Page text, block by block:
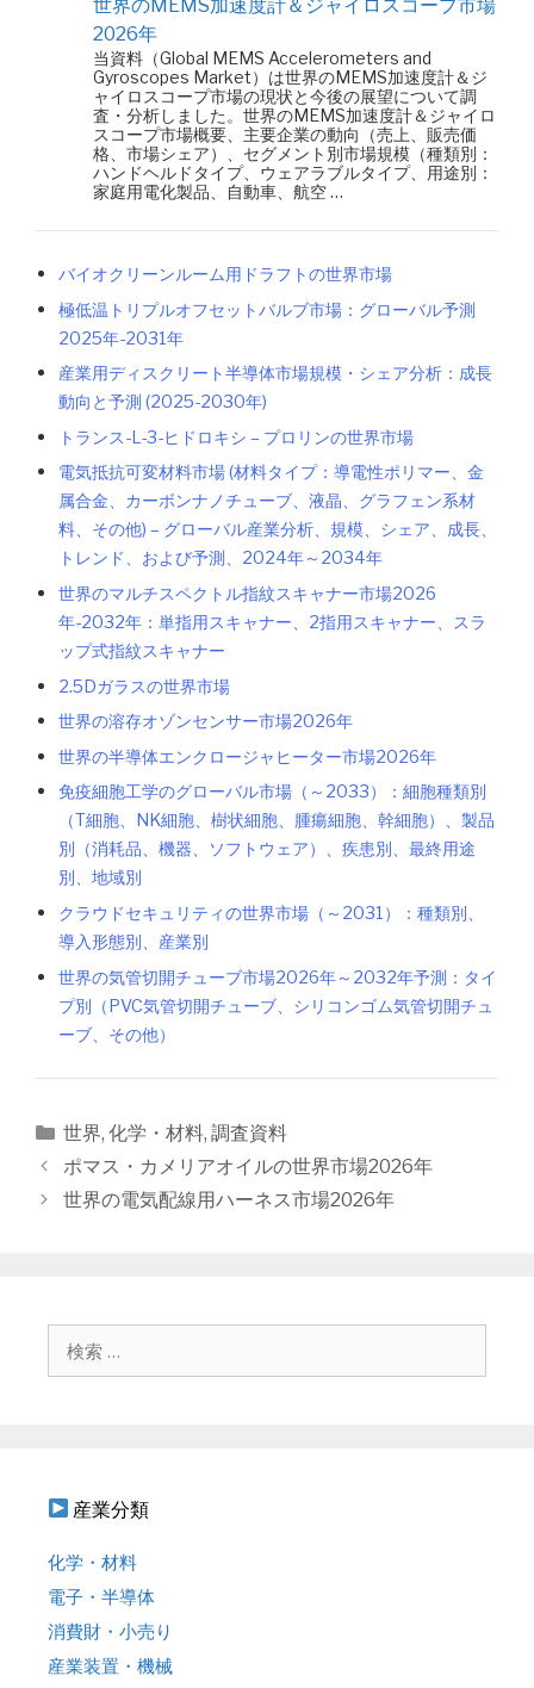
世界のMEMS加速度計＆ジャイロスコープ市場
2026年
当資料（Global MEMS Accelerometers and
Gyroscopes Market）は世界のMEMS加速度計＆ジ
ャイロスコープ市場の現状と今後の展望について調
査・分析しました。世界のMEMS加速度計＆ジャイロ
スコープ市場概要、主要企業の動向（売上、販売価
格、市場シェア）、セグメント別市場規模（種類別：
ハンドヘルドタイプ、ウェアラブルタイプ、用途別：
家庭用電化製品、自動車、航空 …
バイオクリーンルーム用ドラフトの世界市場
極低温トリプルオフセットバルブ市場：グローバル予測
2025年-2031年
産業用ディスクリート半導体市場規模・シェア分析：成長
動向と予測 (2025-2030年)
トランス-L-3-ヒドロキシ – プロリンの世界市場
電気抵抗可変材料市場 (材料タイプ：導電性ポリマー、金
属合金、カーボンナノチューブ、液晶、グラフェン系材
料、その他) – グローバル産業分析、規模、シェア、成長、
トレンド、および予測、2024年～2034年
世界のマルチスペクトル指紋スキャナー市場2026
年-2032年：単指用スキャナー、2指用スキャナー、スラ
ップ式指紋スキャナー
2.5Dガラスの世界市場
世界の溶存オゾンセンサー市場2026年
世界の半導体エンクロージャヒーター市場2026年
免疫細胞工学のグローバル市場（～2033）：細胞種類別
（T細胞、NK細胞、樹状細胞、腫瘍細胞、幹細胞）、製品
別（消耗品、機器、ソフトウェア）、疾患別、最終用途
別、地域別
クラウドセキュリティの世界市場（～2031）：種類別、
導入形態別、産業別
世界の気管切開チューブ市場2026年～2032年予測：タイ
プ別（PVC気管切開チューブ、シリコンゴム気管切開チュ
ーブ、その他）
カ
テ
ゴ
世界, 化学・材料, 調査資料
投
稿
ポマス・カメリアオイルの世界市場2026年
世界の電気配線用ハーネス市場2026年
産業分類
化学・材料
電子・半導体
消費財・小売り
産業装置・機械